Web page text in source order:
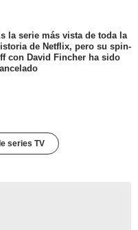
la serie más vista de toda la
de Netflix, pero su spin-
con David Fincher ha sido
series TV